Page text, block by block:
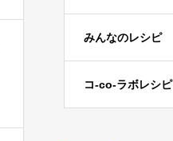
みんなのレシピ
コ-co-ラボレシピ